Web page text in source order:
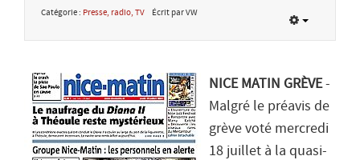
Catégorie : Presse, radio, TV Écrit par VW
NICE MATIN GRÈVE-
Malgré le préavis de
grève voté mercredi
18 juillet à la quasi-